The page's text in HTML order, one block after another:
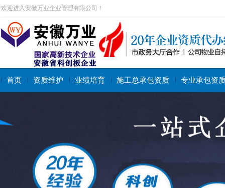
欢迎进入安徽万业企业管理有限公司！
首页 资质维护 业绩培育 施工总承包资质 专业承包资
搜索关键字： 施工总承包资质 专业承包资质 施工劳务资质